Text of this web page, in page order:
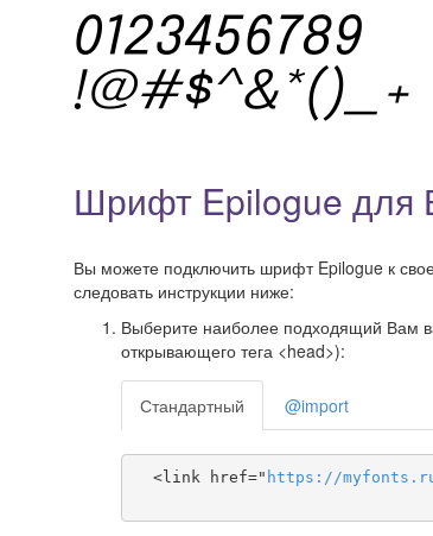
Шрифт Epilogue для
Вы можете подключить шрифт Epilogue к
следовать инструкции ниже:
Выберите наиболее подходящий Вам
открывающего тега <head>):
Стандартный @import
  <link href="
https ://myfonts .